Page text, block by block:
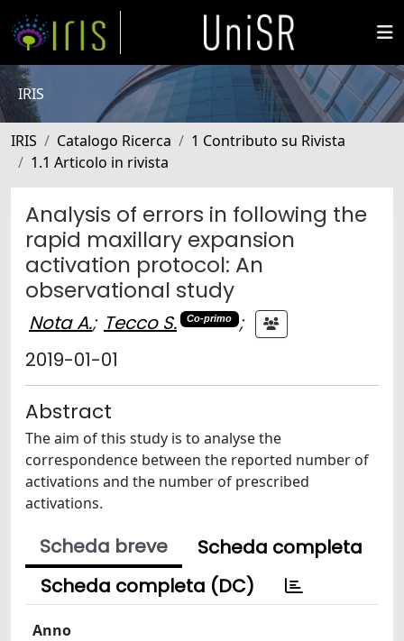
IRIS
IRIS Catalogo Ricerca
1 Contributo su Rivista
1.1 Articolo in rivista
Analysis of errors in following the
rapid maxillary expansion
activation protocol: An
observational study
Nota A.; Tecco S. Co-primo
;
2019-01-01
Abstract
The aim of this study is to analyse the
correspondence between the reported number of
activations and the number of prescribed
activations.
Scheda breve
Scheda completa
Scheda completa (DC)
Anno